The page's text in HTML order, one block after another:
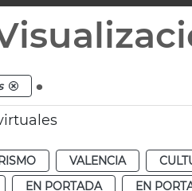
.
VALENCIA
EN PORTADA EN